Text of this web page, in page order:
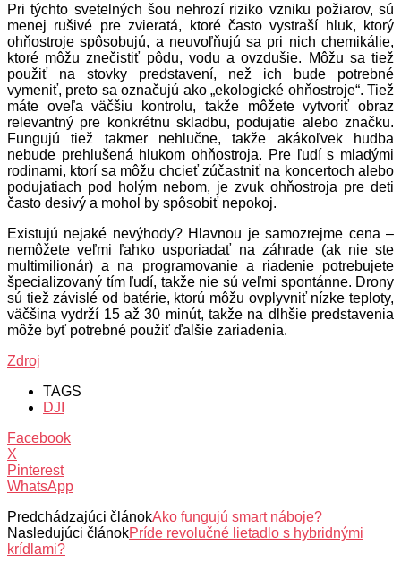
Pri týchto svetelných šou nehrozí riziko vzniku požiarov, sú
menej rušivé pre zvieratá, ktoré často vystraší hluk, ktorý
ohňostroje spôsobujú, a neuvoľňujú sa pri nich chemikálie,
ktoré môžu znečistiť pôdu, vodu a ovzdušie. Môžu sa tiež
použiť na stovky predstavení, než ich bude potrebné
vymeniť, preto sa označujú ako „ekologické ohňostroje“. Tiež
máte oveľa väčšiu kontrolu, takže môžete vytvoriť obraz
relevantný pre konkrétnu skladbu, podujatie alebo značku.
Fungujú tiež takmer nehlučne, takže akákoľvek hudba
nebude prehlušená hlukom ohňostroja. Pre ľudí s mladými
rodinami, ktorí sa môžu chcieť zúčastniť na koncertoch alebo
podujatiach pod holým nebom, je zvuk ohňostroja pre deti
často desivý a mohol by spôsobiť nepokoj.
Existujú nejaké nevýhody? Hlavnou je samozrejme cena –
nemôžete veľmi ľahko usporiadať na záhrade (ak nie ste
multimilionár) a na programovanie a riadenie potrebujete
špecializovaný tím ľudí, takže nie sú veľmi spontánne. Drony
sú tiež závislé od batérie, ktorú môžu ovplyvniť nízke teploty,
väčšina vydrží 15 až 30 minút, takže na dlhšie predstavenia
môže byť potrebné použiť ďalšie zariadenia.
Zdroj
TAGS
DJI
Facebook
X
Pinterest
WhatsApp
Predchádzajúci článokAko fungujú smart náboje?
Nasledujúci článokPríde revolučné lietadlo s hybridnými
krídlami?